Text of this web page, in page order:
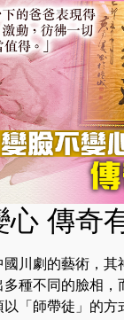
心 傳奇
川劇的藝術，其
種不同的臉相，
「師帶徒」的方